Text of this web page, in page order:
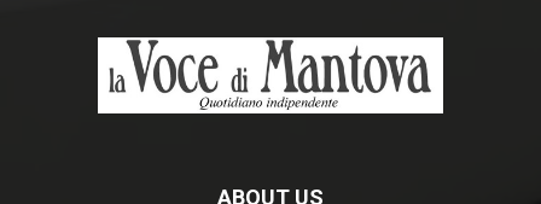
ABOUT US